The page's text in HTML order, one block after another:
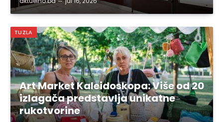
TUZLA
Art Market Kaleidoskopa: Više od 20
izlagača predstavlja unikatne
rukotvorine